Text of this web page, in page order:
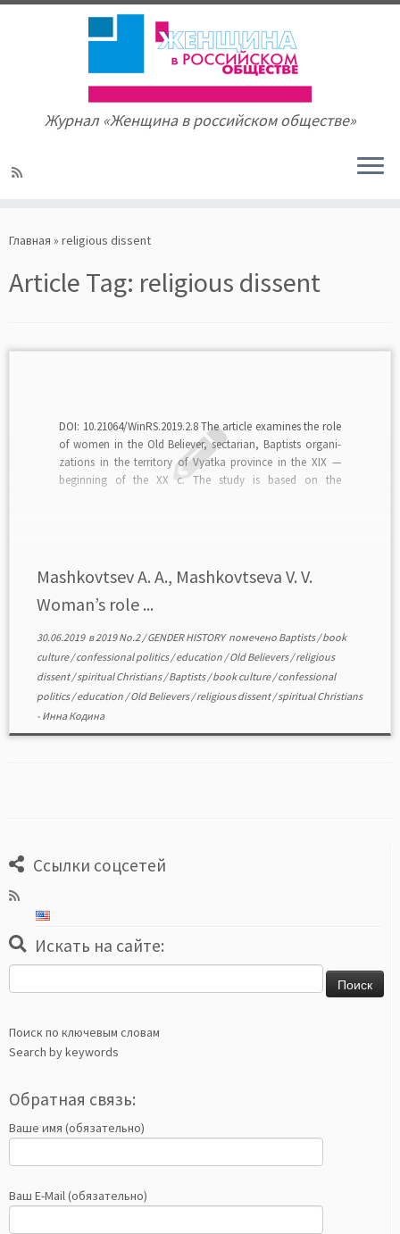
to
Журнал «Женщина в российском обществе»
Главная » religious dissent
Article Tag: religious dissent
DOI: 10.21064/WinRS.2019.2.8 The article examines the role
of women in the Old Believer, sectarian, Baptists organi-
zations in the territory of Vyatka province in the XIX —
beginning of the XX c. The study is based on the
Mashkovtsev A. A., Mashkovtseva V. V.
Woman’s role ...
30.06.2019в2019 No.2/GENDER HISTORYпомечено Baptists/book
culture/confessional politics/education /Old Believers/religious
dissent/spiritual Christians/Baptists/book culture/confessional
politics/education /Old Believers/religious dissent/spiritual Christians
- Инна Кодина
Ссылки соцсетей
Искать на сайте:
Поиск по ключевым словам
Search by keywords
Обратная связь:
Ваше имя (обязательно)
Ваш E-Mail (обязательно)